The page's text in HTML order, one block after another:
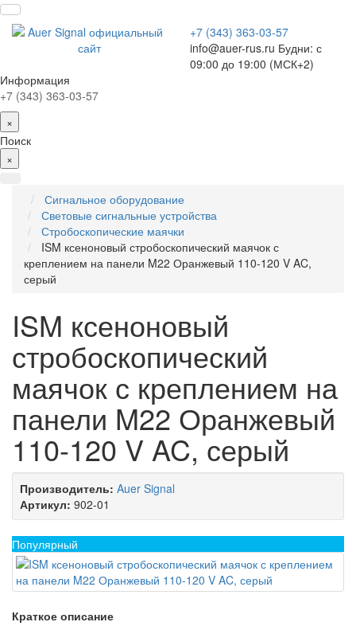
+7 (343) 363-03-57
info@auer-rus.ru Будни: с
09:00 до 19:00 (МСК+2)
Информация
+7 (343) 363-03-57
×
Поиск
×
Сигнальное оборудование
Световые сигнальные устройства
Стробоскопические маячки
ISM ксеноновый стробоскопический маячок с
креплением на панели M22 Оранжевый 110-120 V AC,
серый
ISM ксеноновый
стробоскопический
маячок с креплением на
панели M22 Оранжевый
110-120 V AC, серый
Производитель: Auer Signal
Артикул: 902-01
Популярный
Краткое описание